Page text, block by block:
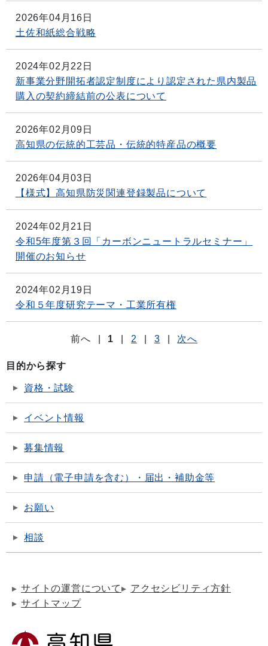
2026年04月16日
土佐和紙総合戦略
2024年02月22日
新事業分野開拓者認定制度により認定された県内製品
購入の契約締結前の公表について
2026年02月09日
高知県の伝統的工芸品・伝統的特産品の概要
2026年04月03日
【様式】高知県防災関連登録製品について
2024年02月21日
令和5年度第３回「カーボンニュートラルセミナー」
開催のお知らせ
2024年02月19日
令和５年度研究テーマ・工業所有権
前へ 1 2 3 次へ
目的から探す
資格・試験
イベント情報
募集情報
申請（電子申請を含む）・届出・補助金等
お願い
相談
サイトの運営について
アクセシビリティ方針
サイトマップ